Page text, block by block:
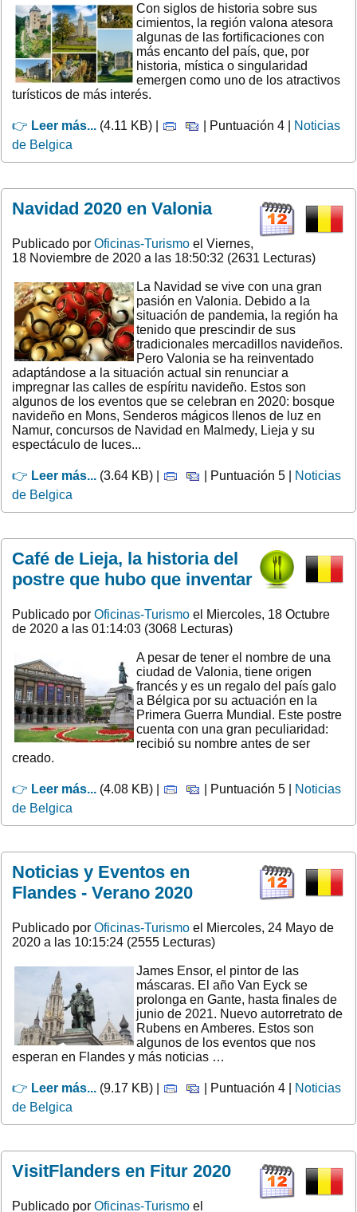
Con siglos de historia sobre sus
cimientos, la región valona atesora
algunas de las fortificaciones con
más encanto del país, que, por
historia, mística o singularidad
emergen como uno de los atractivos
turísticos de más interés.
👉 Leer más... (4.11 KB) | | Puntuación 4 |
Noticias
de Belgica
Navidad 2020 en Valonia
Publicado por Oficinas-Turismo el Viernes,
18 Noviembre de 2020 a las 18:50:32 (2631 Lecturas)
La Navidad se vive con una gran
pasión en Valonia. Debido a la
situación de pandemia, la región ha
tenido que prescindir de sus
tradicionales mercadillos navideños.
Pero Valonia se ha reinventado
adaptándose a la situación actual sin renunciar a
impregnar las calles de espíritu navideño. Estos son
algunos de los eventos que se celebran en 2020: bosque
navideño en Mons, Senderos mágicos llenos de luz en
Namur, concursos de Navidad en Malmedy, Lieja y su
espectáculo de luces...
👉 Leer más... (3.64 KB) | | Puntuación 5 |
Noticias
de Belgica
Café de Lieja, la historia del
postre que hubo que inventar
Publicado por Oficinas-Turismo el Miercoles, 18 Octubre
de 2020 a las 01:14:03 (3068 Lecturas)
A pesar de tener el nombre de una
ciudad de Valonia, tiene origen
francés y es un regalo del país galo
a Bélgica por su actuación en la
Primera Guerra Mundial. Este postre
cuenta con una gran peculiaridad:
recibió su nombre antes de ser
creado.
👉 Leer más... (4.08 KB) | | Puntuación 5 |
Noticias
de Belgica
Noticias y Eventos en
Flandes - Verano 2020
Publicado por Oficinas-Turismo el Miercoles, 24 Mayo de
2020 a las 10:15:24 (2555 Lecturas)
James Ensor, el pintor de las
máscaras. El año Van Eyck se
prolonga en Gante, hasta finales de
junio de 2021. Nuevo autorretrato de
Rubens en Amberes. Estos son
algunos de los eventos que nos
esperan en Flandes y más noticias …
👉 Leer más... (9.17 KB) | | Puntuación 4 |
Noticias
de Belgica
VisitFlanders en Fitur 2020
Publicado por Oficinas-Turismo el